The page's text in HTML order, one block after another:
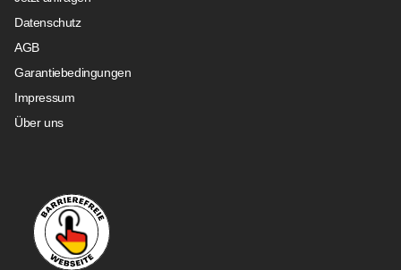
Datenschutz
AGB
Garantiebedingungen
Impressum
Über uns